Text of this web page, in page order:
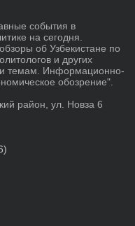
события в
на сегодня.
об Узбекистане по
и других
и темам. Информационно-
обозрение".
район, ул. Новза 6